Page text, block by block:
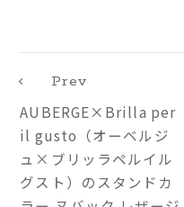
Prev
AUBERGE×Brilla per
il gusto（オーベルジ
ュ×ブリッラペルイル
グスト）のスタンドカ